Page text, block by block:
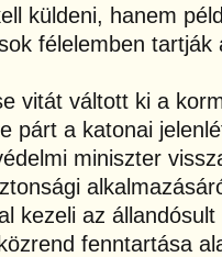
küldeni, hanem
félelemben tartják
vitát váltott ki a
párt a katonai
miniszter
kezeli az
fenntartása